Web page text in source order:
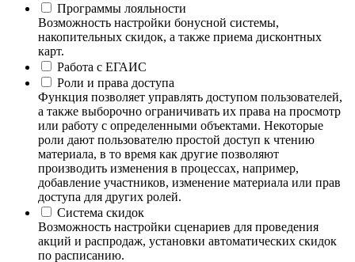
Программы лояльности
Возможность настройки бонусной системы,
накопительных скидок, а также приема дисконтных
карт.
Работа с ЕГАИС
Роли и права доступа
Функция позволяет управлять доступом пользователей,
а также выборочно ограничивать их права на просмотр
или работу с определенными объектами. Некоторые
роли дают пользователю простой доступ к чтению
материала, в то время как другие позволяют
производить изменения в процессах, например,
добавление участников, изменение материала или прав
доступа для других ролей.
Система скидок
Возможность настройки сценариев для проведения
акций и распродаж, установки автоматических скидок
по расписанию.